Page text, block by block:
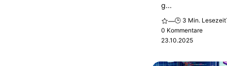
g...
—🕒 3 Min. Lesezeit
0 Kommentare
23.10.2025